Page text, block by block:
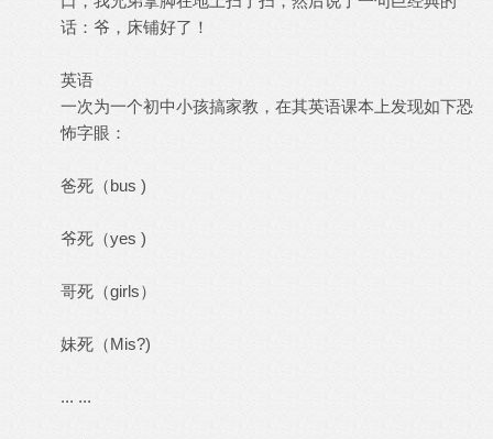
话：爷，床铺好了！
英语
一次为一个初中小孩搞家教，在其英语课本上发现如下恐
怖字眼：
爸死（bus )
爷死（yes )
哥死（girls）
妹死（Mis?)
... ...